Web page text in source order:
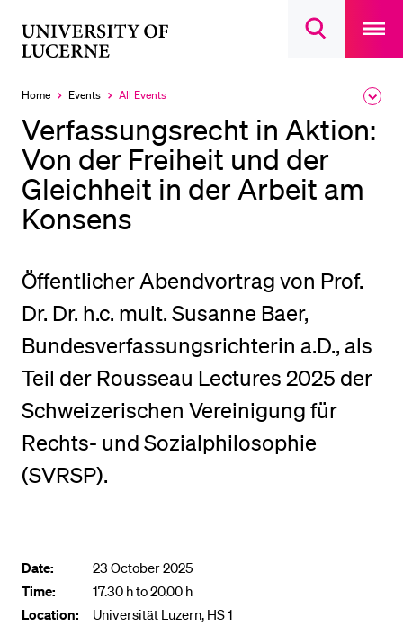
Open
main
Home Events
Currently
All Events
Verfassungsrecht in Aktion:
Von der Freiheit und der
Gleichheit in der Arbeit am
Konsens
Öffentlicher Abendvortrag von Prof.
Dr. Dr. h.c. mult. Susanne Baer,
Bundesverfassungsrichterin a.D., als
Teil der Rousseau Lectures 2025 der
Schweizerischen Vereinigung für
Rechts- und Sozialphilosophie
(SVRSP).
Date:
23 October 2025
Time:
17.30 h to 20.00 h
Location:
Universität Luzern, HS 1
RECENT SEARCHES
INFORMATION FOR…
Prospective Students
Current Students
Researchers
Alumni
Jobseekers
Donors
Media
POPULAR CONTENT
Library